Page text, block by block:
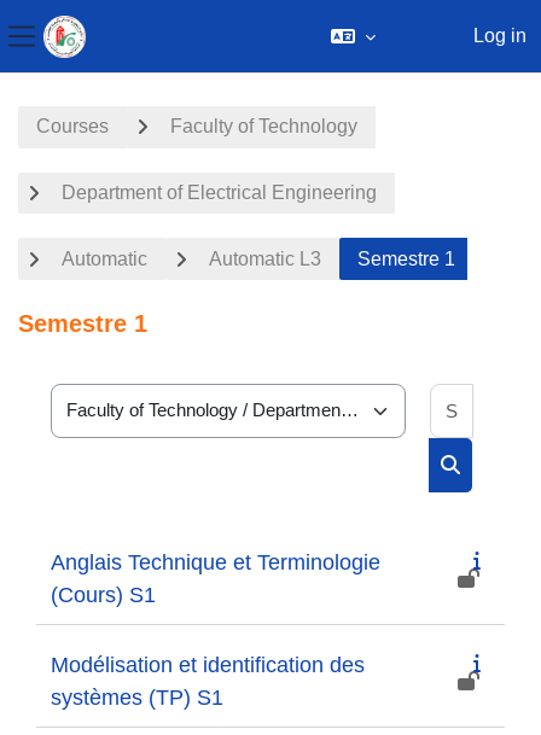
Side panel
Log in
Courses Faculty of Technology
Department of Electrical Engineering
Automatic Automatic L3 Semestre 1
Semestre 1
Course categories
Anglais Technique et Terminologie
(Cours) S1
Modélisation et identification des
systèmes (TP) S1